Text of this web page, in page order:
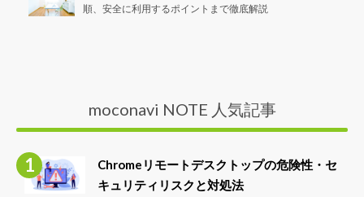
順、安全に利用するポイントまで徹底解説
moconavi NOTE 人気記事
Chromeリモートデスクトップの危険性・セ
キュリティリスクと対処法